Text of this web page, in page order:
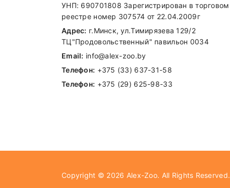
УНП: 690701808 Зарегистрирован в торговом
реестре номер 307574 от 22.04.2009г
Адрес: г.Минск, ул.Тимирязева 129/2
ТЦ"Продовольственный" павильон 0034
Email: info@alex-zoo.by
Телефон: +375 (33) 637-31-58
Телефон: +375 (29) 625-98-33
Copyright © 2026 Alex-Zoo. All Rights Reserved.